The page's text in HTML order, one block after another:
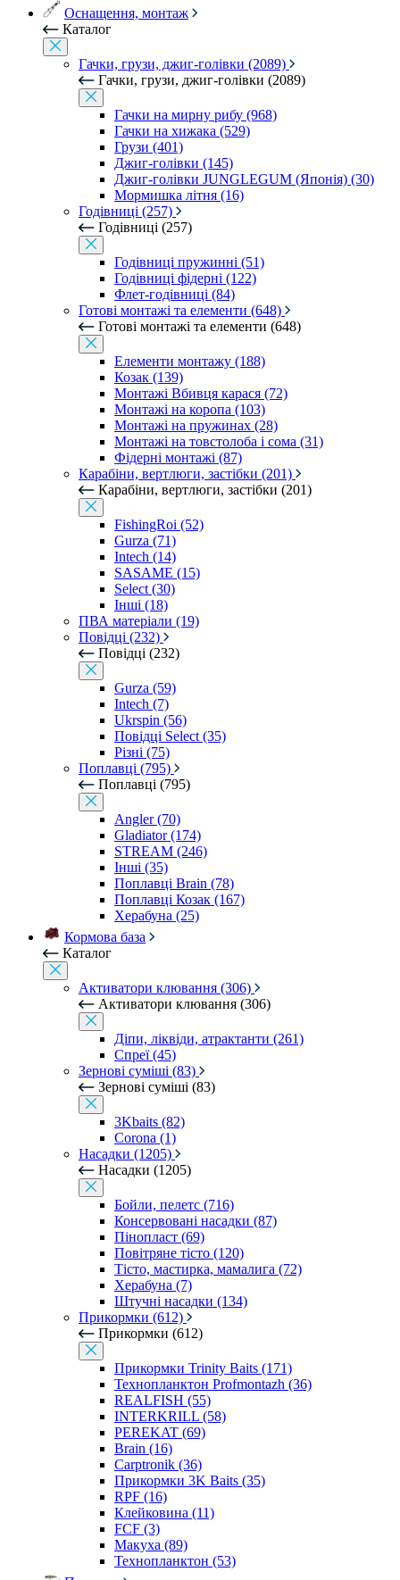
Оснащення, монтаж
Каталог
Гачки, грузи, джиг-голівки (2089)
Гачки, грузи, джиг-голівки (2089)
Гачки на мирну рибу (968)
Гачки на хижака (529)
Грузи (401)
Джиг-голівки (145)
Джиг-голівки JUNGLEGUM (Японія) (30)
Мормишка літня (16)
Годівниці (257)
Годівниці (257)
Годівниці пружинні (51)
Годівниці фідерні (122)
Флет-годівниці (84)
Готові монтажі та елементи (648)
Готові монтажі та елементи (648)
Елементи монтажу (188)
Козак (139)
Монтажі Вбивця карася (72)
Монтажі на коропа (103)
Монтажі на пружинах (28)
Монтажі на товстолоба і сома (31)
Фідерні монтажі (87)
Карабіни, вертлюги, застібки (201)
Карабіни, вертлюги, застібки (201)
FishingRoi (52)
Gurza (71)
Intech (14)
SASAME (15)
Select (30)
Інші (18)
ПВА матеріали (19)
Повідці (232)
Повідці (232)
Gurza (59)
Intech (7)
Ukrspin (56)
Повідці Select (35)
Різні (75)
Поплавці (795)
Поплавці (795)
Angler (70)
Gladiator (174)
STREAM (246)
Інші (35)
Поплавці Brain (78)
Поплавці Козак (167)
Херабуна (25)
Кормова база
Каталог
Активатори клювання (306)
Активатори клювання (306)
Діпи, ліквіди, атрактанти (261)
Спреї (45)
Зернові суміші (83)
Зернові суміші (83)
3Kbaits (82)
Corona (1)
Насадки (1205)
Насадки (1205)
Бойли, пелетс (716)
Консервовані насадки (87)
Пінопласт (69)
Повітряне тісто (120)
Тісто, мастирка, мамалига (72)
Херабуна (7)
Штучні насадки (134)
Прикормки (612)
Прикормки (612)
Прикормки Trinity Baits (171)
Технопланктон Profmontazh (36)
REALFISH (55)
INTERKRILL (58)
PEREKAT (69)
Brain (16)
Carptronik (36)
Прикормки 3K Baits (35)
RPF (16)
Клейковина (11)
FCF (3)
Макуха (89)
Технопланктон (53)